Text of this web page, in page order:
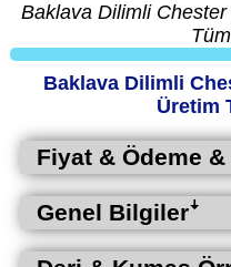
Baklava Dilimli
Baklava Dilimli
Üretim
Fiyat & Ödeme &
Genel Bilgilerꜜ